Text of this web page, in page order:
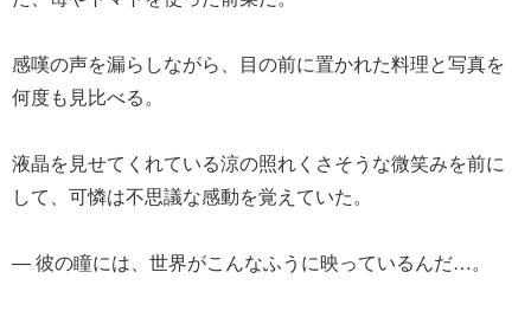
感嘆の声を漏らしながら、目の前に置かれた料理と写真を
何度も見比べる。
液晶を見せてくれている涼の照れくさそうな微笑みを前に
して、可憐は不思議な感動を覚えていた。
― 彼の瞳には、世界がこんなふうに映っているんだ…。